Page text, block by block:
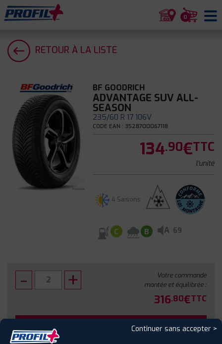
0
RETOUR À LA LISTE
BF GOODRICH
ADVANTAGE SUV ALL-
SEASON
235/60 R 17 106V
CODE EAN : 3528700067118
134.90€TTC
l'unité
4 Saisons
C B A 69
Votre commande
montée et équilibrée :
316.80€TTC
FAIRE INSTALLER CE PNEUContinuer sans accepter >